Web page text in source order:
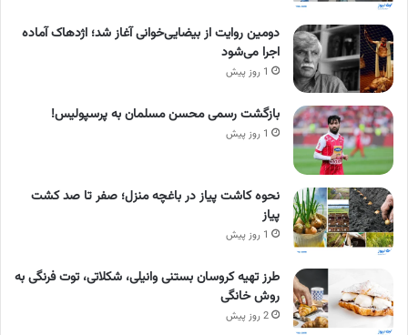
دومین روایت از بیضایی‌خوانی آغاز شد؛ اژدهاک آماده
اجرا می‌شود
1 روز پیش
بازگشت رسمی محسن مسلمان به پرسپولیس!
1 روز پیش
نحوه کاشت پیاز در باغچه منزل؛ صفر تا صد کشت
پیاز
1 روز پیش
طرز تهیه کروسان بستنی وانیلی، شکلاتی، توت فرنگی به
روش خانگی
2 روز پیش